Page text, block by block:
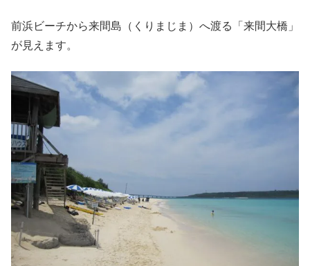
前浜ビーチから来間島（くりまじま）へ渡る「来間大橋」
が見えます。